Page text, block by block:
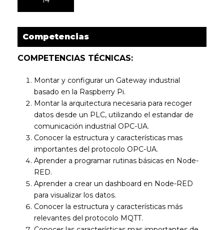
Competencias
COMPETENCIAS TÉCNICAS:
Montar y configurar un Gateway industrial
basado en la Raspberry Pi.
Montar la arquitectura necesaria para recoger
datos desde un PLC, utilizando el estandar de
comunicación industrial OPC-UA.
Conocer la estructura y características mas
importantes del protocolo OPC-UA.
Aprender a programar rutinas básicas en Node-
RED.
Aprender a crear un dashboard en Node-RED
para visualizar los datos.
Conocer la estructura y características más
relevantes del protocolo MQTT.